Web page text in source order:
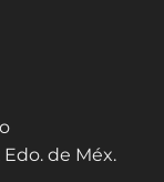
de Méx.